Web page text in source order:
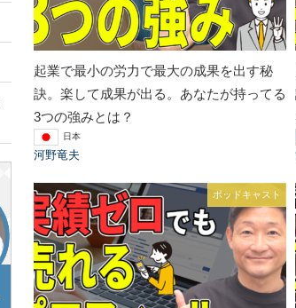
起業で最小の労力で最大の成果を出す秘
訣。楽して成果が出る。あなたが持ってる
3つの強みとは？
日本
河野竜夫
ポッドキャスト